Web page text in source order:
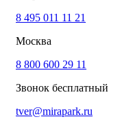
Игровое
Спортивное
Малые
8 495 011 11 21
Москва
8 800 600 29 11
Звонок бесплатный
tver@mirapark.ru